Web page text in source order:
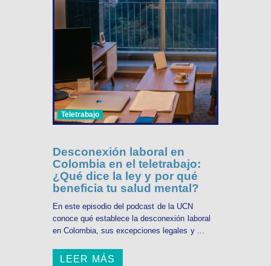
Teletrabajo
Desconexión laboral en
Colombia en el teletrabajo:
¿Qué dice la ley y por qué
beneficia tu salud mental?
En este episodio del podcast de la UCN
conoce qué establece la desconexión laboral
en Colombia, sus excepciones legales y ...
LEER MÁS